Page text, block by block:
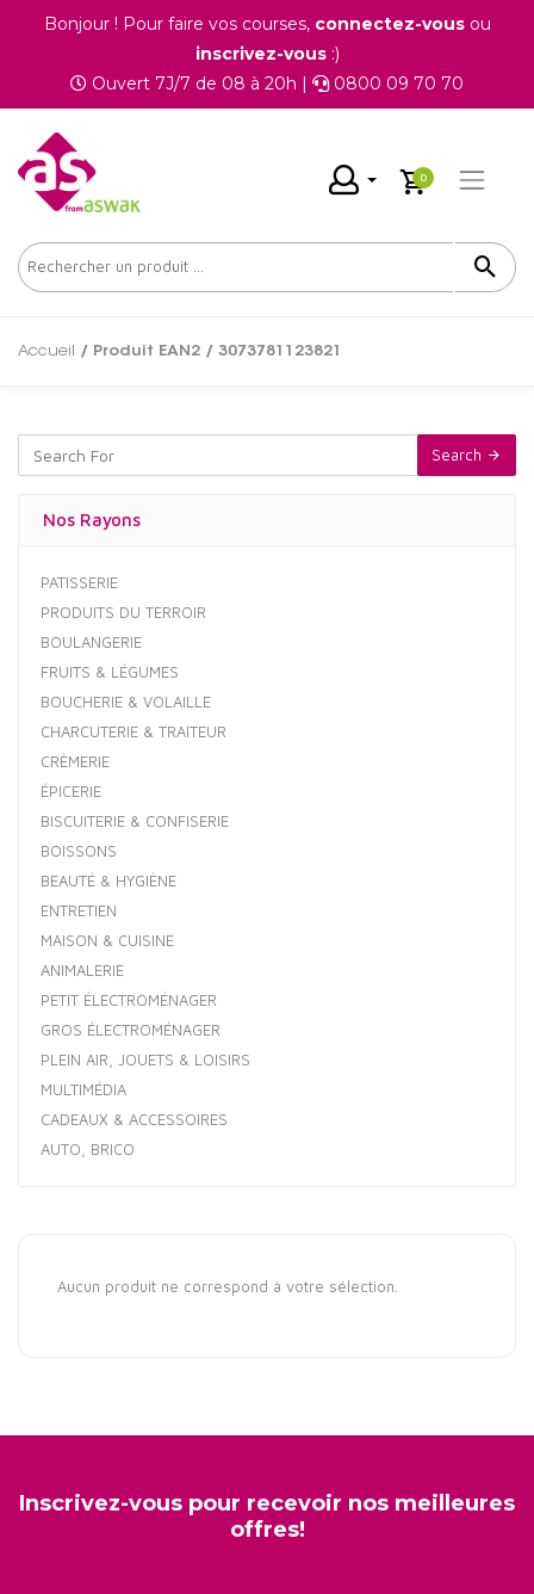
Bonjour ! Pour faire vos courses, connectez-vousou
inscrivez-vous:)
Ouvert 7J/7 de 08 à 20h |
0800 09 70 70
0
Accueil / Produit EAN2 / 3073781123821
Search
Nos Rayons
PATISSERIE
PRODUITS DU TERROIR
BOULANGERIE
FRUITS & LÉGUMES
BOUCHERIE & VOLAILLE
CHARCUTERIE & TRAITEUR
CRÈMERIE
ÉPICERIE
BISCUITERIE & CONFISERIE
BOISSONS
BEAUTÉ & HYGIÈNE
ENTRETIEN
MAISON & CUISINE
ANIMALERIE
PETIT ÉLECTROMÉNAGER
GROS ÉLECTROMÉNAGER
PLEIN AIR, JOUETS & LOISIRS
MULTIMÉDIA
CADEAUX & ACCESSOIRES
AUTO, BRICO
Aucun produit ne correspond à votre sélection.
Inscrivez-vous pour recevoir nos meilleures
offres!